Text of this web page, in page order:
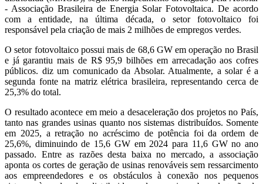
- Associação Brasileira de Energia Solar Fotovoltaica. De acordo
com a entidade, na última década, o setor fotovoltaico foi
responsável pela criação de mais 2 milhões de empregos verdes.
O setor fotovoltaico possui mais de 68,6 GW em operação no Brasil
e já garantiu mais de R$ 95,9 bilhões em arrecadação aos cofres
públicos. diz um comunicado da Absolar. Atualmente, a solar é a
segunda fonte na matriz elétrica brasileira, representando cerca de
25,3% do total.
O resultado acontece em meio a desaceleração dos projetos no País,
tanto nas grandes usinas quanto nos sistemas distribuídos. Somente
em 2025, a retração no acréscimo de potência foi da ordem de
25,6%, diminuindo de 15,6 GW em 2024 para 11,6 GW no ano
passado. Entre as razões desta baixa no mercado, a associação
aponta os cortes de geração de usinas renováveis sem ressarcimento
aos empreendedores e os obstáculos à conexão nos pequenos